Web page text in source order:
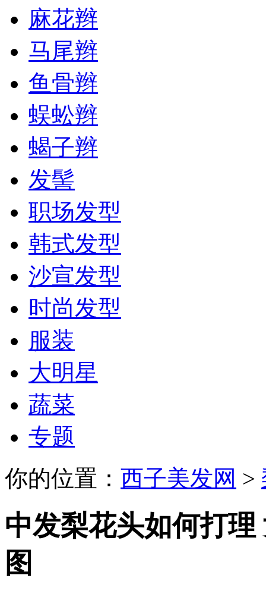
麻花辫
马尾辫
鱼骨辫
蜈蚣辫
蝎子辫
发髻
职场发型
韩式发型
沙宣发型
时尚发型
服装
大明星
蔬菜
专题
你的位置： 西子美发网 >
中发梨花头如何打
图